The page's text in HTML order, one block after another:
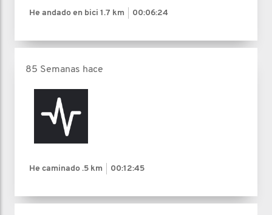
He andado en bici 1.7 km 00:06:24
85 Semanas hace
He caminado .5 km 00:12:45